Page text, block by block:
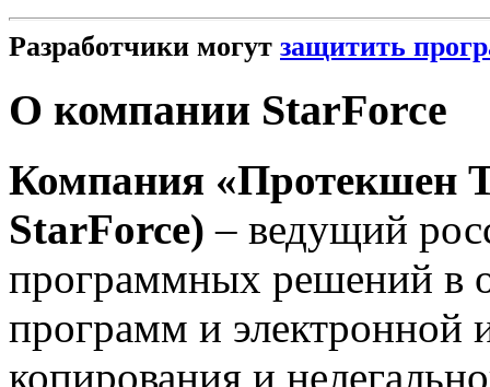
Разработчики могут защитить
О компании StarForce
Компания «Протекшен
StarForce) – ведущий
программных решений в
программ и электронной
копирования и